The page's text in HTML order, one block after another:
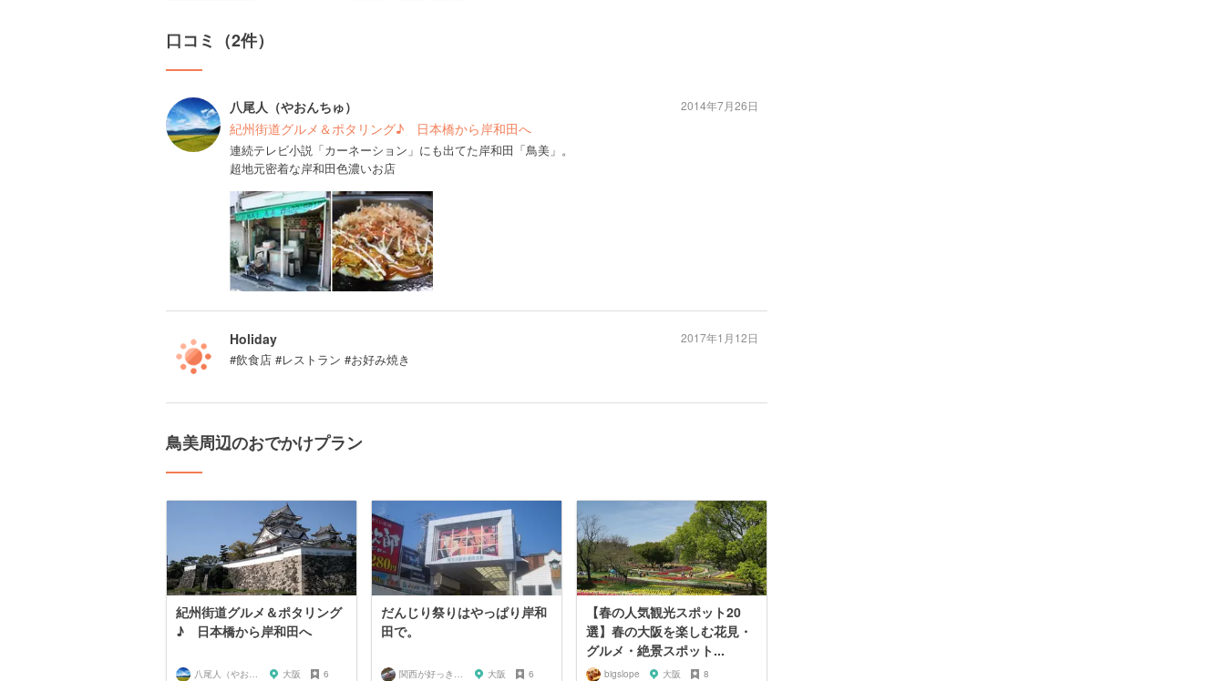
口コミ（2件）
八尾人（やおんちゅ）
紀州街道グルメ＆ポタリング♪ 日本橋から岸和田へ
連続テレビ小説「カーネーション」にも出てた岸和田「鳥美」。
超地元密着な岸和田色濃いお店
2014年7月26日
Holiday
#飲食店 #レストラン #お好み焼き
2017年1月12日
鳥美周辺のおでかけプラン
紀州街道グルメ＆ポタリング
♪ 日本橋から岸和田へ
八尾人（やおんちゅ） 大阪 6
だんじり祭りはやっぱり岸和
田で。
関西が好っきゃねん 大阪 6
【春の人気観光スポット20
選】春の大阪を楽しむ花見・
グルメ・絶景スポット...
bigslope 大阪 8